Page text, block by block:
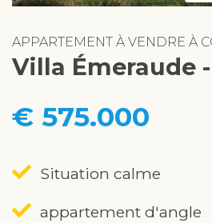
APPARTEMENT À VENDRE À
Villa Émeraude -
€ 575.000
Situation calme
appartement d'angle